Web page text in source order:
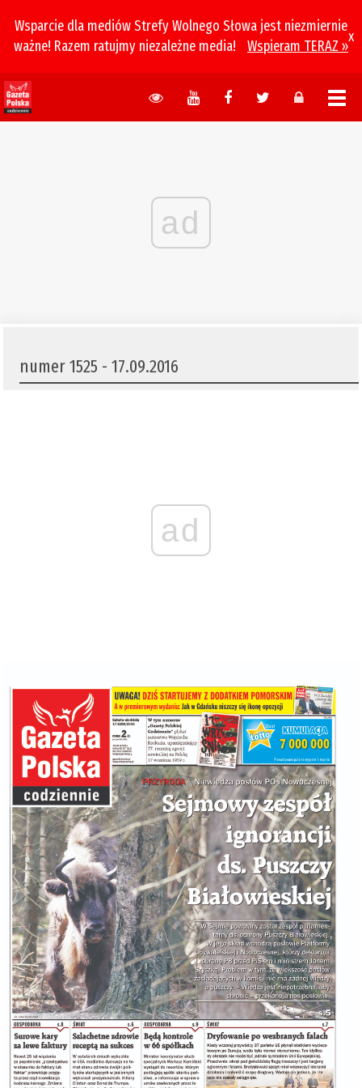
Wsparcie dla mediów Strefy Wolnego Słowa jest niezmiernie
ważne! Razem ratujmy niezależne media!
Wspieram TERAZ »
x
ad
numer 1525 - 17.09.2016
ad